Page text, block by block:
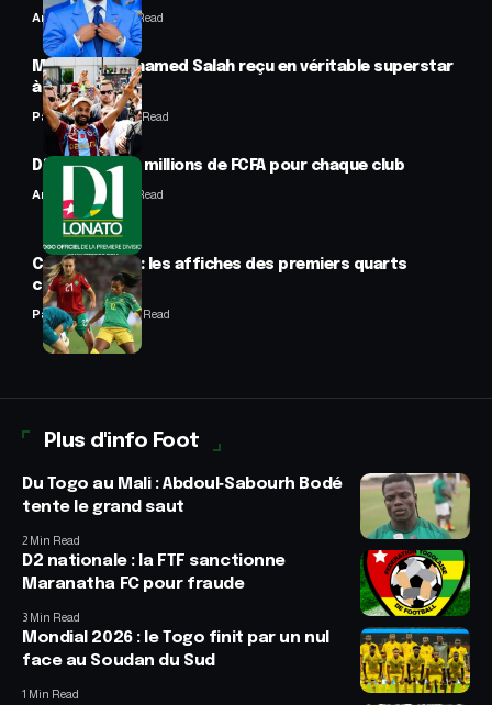
Anselme AVI2 Min Read
Mercato : Mohamed Salah reçu en véritable superstar
à Trabzon
Panafrofoot1 Min Read
D1 Lonato : 70 millions de FCFA pour chaque club
Anselme AVI 2 Min Read
CAN féminine : les affiches des premiers quarts
connues
Panafrofoot 2 Min Read
Plus d'info Foot
Du Togo au Mali : Abdoul‑Sabourh Bodé
tente le grand saut
2 Min Read
D2 nationale : la FTF sanctionne
Maranatha FC pour fraude
3 Min Read
Mondial 2026 : le Togo finit par un nul
face au Soudan du Sud
1 Min Read